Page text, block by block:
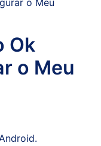
o Meu
Ok
o Meu